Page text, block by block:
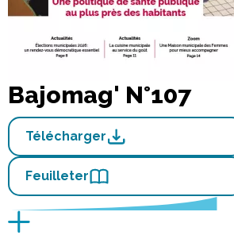
Bajomag' N°107
Télécharger
Feuilleter